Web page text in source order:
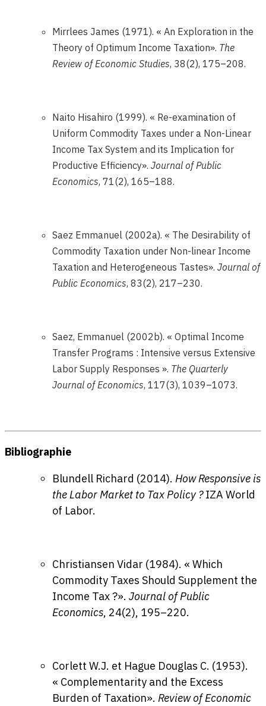
Mirrlees James (1971). « An Exploration in the
Theory of Optimum Income Taxation». The
Review of Economic Studies, 38(2), 175–208.
Naito Hisahiro (1999). « Re-examination of
Uniform Commodity Taxes under a Non-Linear
Income Tax System and its Implication for
Productive Efficiency». Journal of Public
Economics, 71(2), 165–188.
Saez Emmanuel (2002a). « The Desirability of
Commodity Taxation under Non-linear Income
Taxation and Heterogeneous Tastes». Journal of
Public Economics, 83(2), 217–230.
Saez, Emmanuel (2002b). « Optimal Income
Transfer Programs : Intensive versus Extensive
Labor Supply Responses ». The Quarterly
Journal of Economics, 117(3), 1039–1073.
Bibliographie
Blundell Richard (2014). How Responsive is
the Labor Market to Tax Policy ?IZA World
of Labor.
Christiansen Vidar (1984). « Which
Commodity Taxes Should Supplement the
Income Tax ?». Journal of Public
Economics, 24(2), 195–220.
Corlett W.J. et Hague Douglas C. (1953).
« Complementarity and the Excess
Burden of Taxation». Review of Economic